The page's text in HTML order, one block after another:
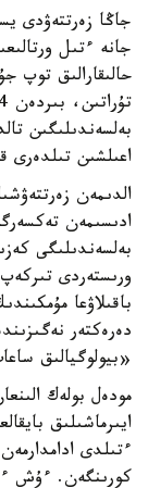
جاڭا زەرتتەۋدى
جانە ءتىل
حالىقارالىق توپ
بەلسەندىلىگىن
اعىلشىن تىلدەرى
ادىسىمەن
بەلسەندىلىگى
ورىستەردى
باقىلاۋعا
دەرەكتەر
«بيولوگيالىق
ايىرماشىلىق
ءتىلدى
كورىنگەن. ءۇش